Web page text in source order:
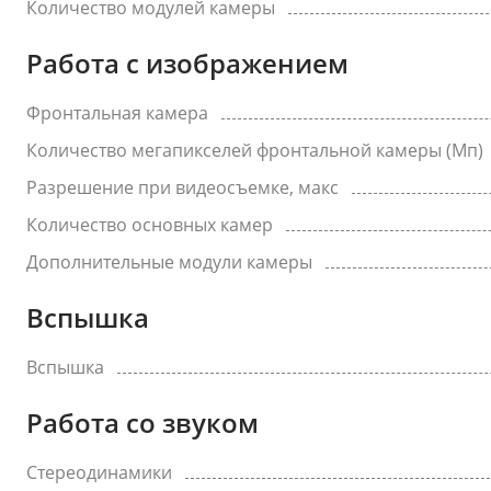
Количество модулей камеры
Работа с изображением
Фронтальная камера
Количество мегапикселей фронтальной камеры (Мп)
Разрешение при видеосъемке, макс
Количество основных камер
Дополнительные модули камеры
Вспышка
Вспышка
Работа со звуком
Стереодинамики